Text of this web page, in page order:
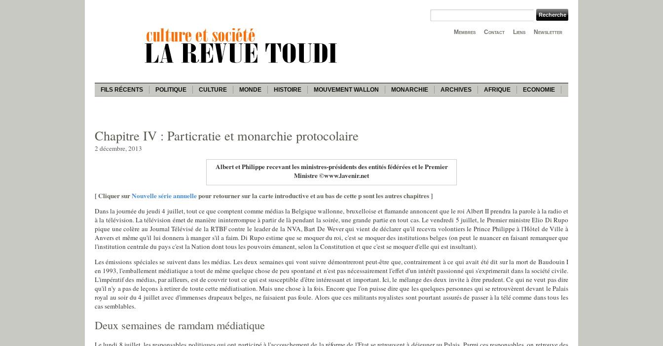
Newsletter
Liens
Contact
Membres
FILS RÉCENTS POLITIQUE CULTURE MONDE HISTOIRE MOUVEMENT WALLON MONARCHIE ARCHIVES AFRIQUE ECONOMIE
Chapitre IV : Particratie et monarchie protocolaire
2 décembre, 2013
Albert et Philippe recevant les ministres-présidents des entités fédérées et le Premier
Ministre ©www.lavenir.net
[Cliquer surNouvelle série annuellepour retourner sur la carte introductive et au bas de cette p sont les autres chapitres]
Dans la journée du jeudi 4 juillet, tout ce que comptent comme médias la Belgique wallonne, bruxelloise et flamande annoncent que le roi Albert II prendra la parole à la radio et
à la télévision. La télévision émet de manière ininterrompue à partir de là pendant la soirée, une grande partie en tout cas. Le vendredi 5 juillet, le Premier ministre Elio Di Rupo
pique une colère au Journal Télévisé de la RTBF contre le leader de la NVA, Bart De Wever qui vient de déclarer qu'il recevra volontiers le Prince Philippe à l'Hôtel de Ville à
Anvers et même qu'il lui donnera à manger s'il a faim. Di Rupo estime que se moquer du roi, c'est se moquer des institutions belges (on peut le nuancer en faisant remarquer que
l'institution centrale du pays c'est la Nation dont tous les pouvoirs émanent, selon la Constitution et que c'est se moquer d'elle qui est insultant).
Les émissions spéciales se suivent dans les médias. Les deux semaines qui vont suivre démontreront peut-être que, contrairement à ce qui avait été dit sur la mort de Baudouin I
en 1993, l'emballement médiatique a tout de même quelque chose de peu spontané et n'est pas nécessairement l'effet d'un intérêt passionné qui s'exprimerait dans la société civile.
L'impératif des médias, par ailleurs, est de couvrir tout ce qui est susceptible d'être intéressant et important. Ici, le mélange des deux invite à être prudent. Ce qui ne veut pas dire
qu'il n'y a pas de leçons à retirer de toute cette médiatisation. Mais une chose à la fois. Encore que l'on puisse dire que les quelques personnes qui se retrouvèrent devant le Palais
royal au soir du 4 juillet avec d'immenses drapeaux belges, ne faisaient pas foule. Alors que ces militants royalistes sont pourtant assurés de passer à la télé comme dans tous les
cas semblables.
Deux semaines de ramdam médiatique